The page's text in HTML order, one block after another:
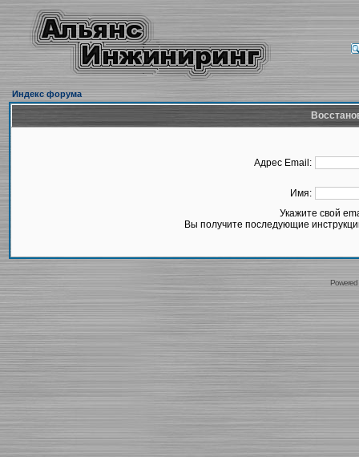
Индекс форума
Адрес Email:
Имя:
Укажите свой
Вы получите последующие